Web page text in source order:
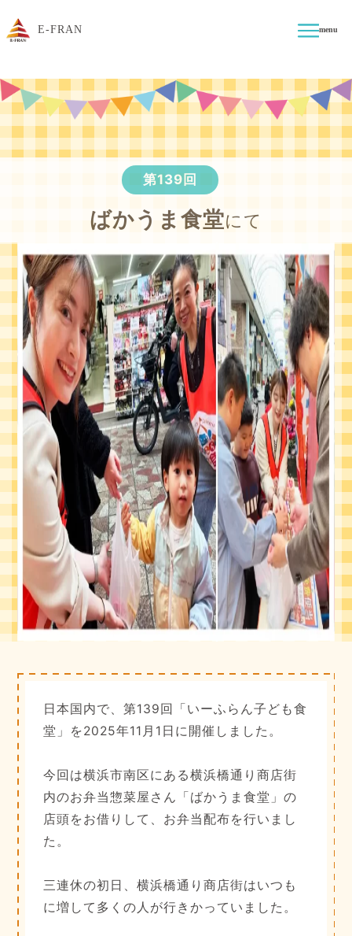
E-FRAN menu
第139回
ばかうま食堂にて
日本国内で、第139回「いーふらん子ども食
堂」を2025年11月1日に開催しました。
今回は横浜市南区にある横浜橋通り商店街
内のお弁当惣菜屋さん「ばかうま食堂」の
店頭をお借りして、お弁当配布を行いまし
た。
三連休の初日、横浜橋通り商店街はいつも
に増して多くの人が行きかっていました。